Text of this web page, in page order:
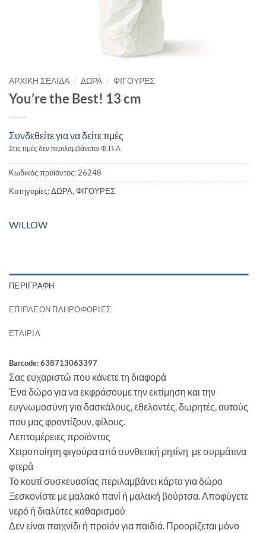
ΑΡΧΙΚΉ ΣΕΛΊΔΑ / ΔΩΡΑ / ΦΙΓΟΥΡΕΣ
You’re the Best! 13 cm
Συνδεθείτε για να δείτε τιμές
Στις τιμές δεν περιλαμβάνεται Φ.Π.Α
Κωδικός προϊόντος:26248
Κατηγορίες:ΔΩΡΑ,ΦΙΓΟΥΡΕΣ
WILLOW
ΠΕΡΙΓΡΑΦΉ
ΕΠΙΠΛΈΟΝ ΠΛΗΡΟΦΟΡΊΕΣ
ΕΤΑΙΡΊΑ
Barcode: 638713063397
Σας ευχαριστώ που κάνετε τη διαφορά
Ένα δώρο για να εκφράσουμε την εκτίμηση και την
ευγνωμοσύνη για δασκάλους, εθελοντές, δωρητές, αυτούς
που μας φροντίζουν, φίλους.
Λεπτομέρειες προϊόντος
Χειροποίητη φιγούρα από συνθετική ρητίνη με συρμάτινα
φτερά
Το κουτί συσκευασίας περιλαμβάνει κάρτα για δώρο
Ξεσκονίστε με μαλακό πανί ή μαλακή βούρτσα. Αποφύγετε
νερό ή διαλύτες καθαρισμού
Δεν είναι παιχνίδι ή προϊόν για παιδιά. Προορίζεται μόνο